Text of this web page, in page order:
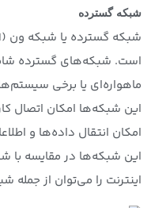
شبکه گسترده
است. شبکه‌های گسترده
ماهواره‌ای یا برخی
این شبکه‌ها امکان اتصال
امکان انتقال داده‌ها و
این شبکه‌ها در مقایسه
اینترنت را می‌توان از